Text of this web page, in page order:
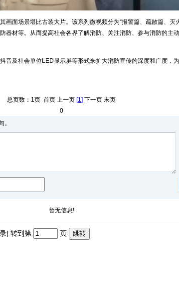
画面场景堪比古装大片。该系列微视频分为“报警篇、疏散篇、灭
器材等。从而提高社会各界了解消防、关注消防、参与消防的主
音及社会单位LED显示屏等形式来扩大消防宣传的深度和广度，
总页数：1页 首页 上一页 [1] 下一页 末页
0
。
暂无信息!
] 转到第 页